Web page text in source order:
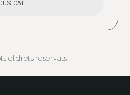
el drets reservats.